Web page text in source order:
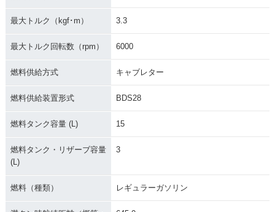
最大トルク（kgf･m） 3.3
最大トルク回転数（rpm） 6000
燃料供給方式 キャブレター
燃料供給装置形式 BDS28
燃料タンク容量 (L) 15
燃料タンク・リザーブ容量
(L)
3
燃料（種類） レギュラーガソリン